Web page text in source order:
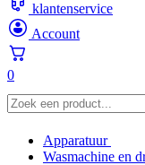
klantenservice
Account
0
Apparatuur
Wasmachine en